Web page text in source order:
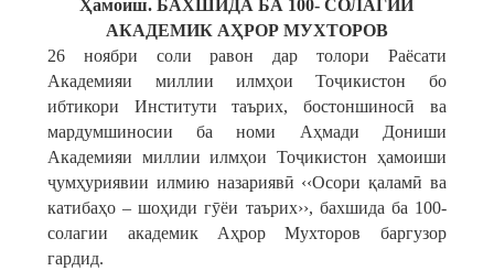
Ҳамоиш. БАХШИДА БА 100- СОЛАГИИ
АКАДЕМИК АҲРОР МУХТОРОВ
26 ноябри соли равон дар толори Раёсати
Академияи миллии илмҳои Тоҷикистон бо
ибтикори Институти таърих, бостоншиносӣ ва
мардумшиносии ба номи Аҳмади Дониши
Академияи миллии илмҳои Тоҷикистон ҳамоиши
ҷумҳуриявии илмию назариявӣ ‹‹Осори қаламӣ ва
катибаҳо – шоҳиди гӯёи таърих››, бахшида ба 100-
солагии академик Аҳрор Мухторов баргузор
гардид.